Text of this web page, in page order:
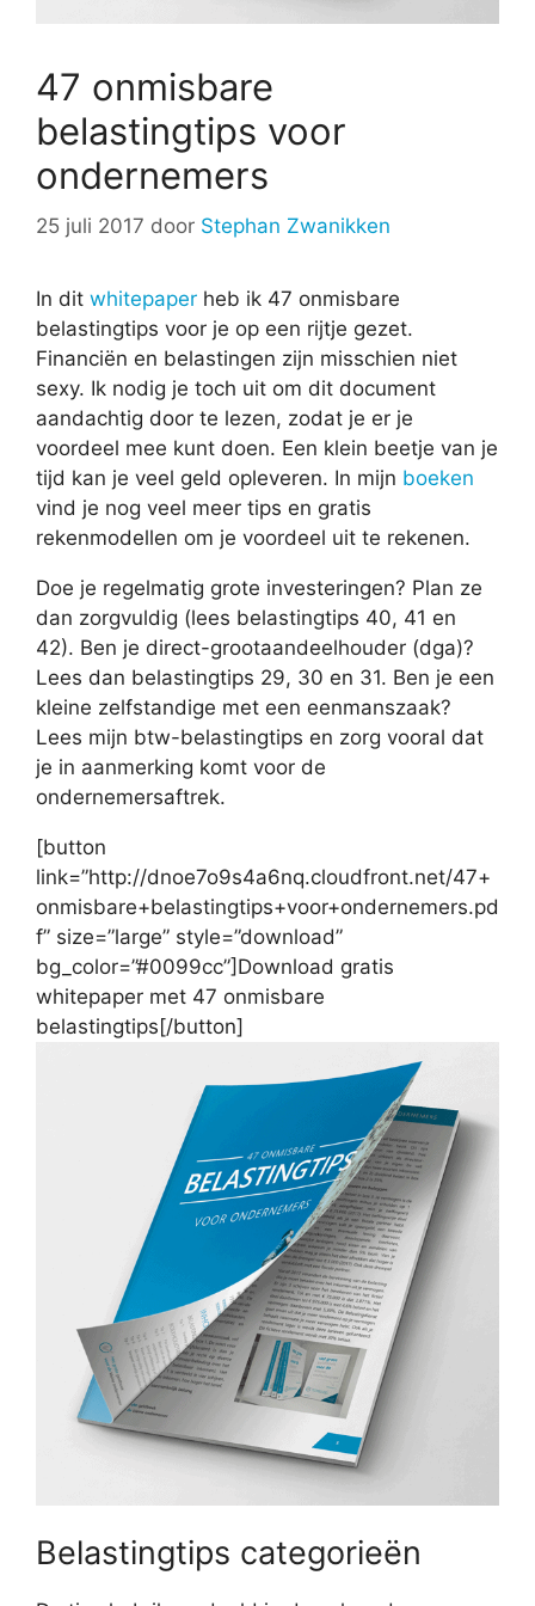
47 onmisbare
belastingtips voor
ondernemers
25 juli 2017 door Stephan Zwanikken
In dit whitepaper heb ik 47 onmisbare
belastingtips voor je op een rijtje gezet.
Financiën en belastingen zijn misschien niet
sexy. Ik nodig je toch uit om dit document
aandachtig door te lezen, zodat je er je
voordeel mee kunt doen. Een klein beetje van je
tijd kan je veel geld opleveren. In mijn boeken
vind je nog veel meer tips en gratis
rekenmodellen om je voordeel uit te rekenen.
Doe je regelmatig grote investeringen? Plan ze
dan zorgvuldig (lees belastingtips 40, 41 en
42). Ben je direct-grootaandeelhouder (dga)?
Lees dan belastingtips 29, 30 en 31. Ben je een
kleine zelfstandige met een eenmanszaak?
Lees mijn btw-belastingtips en zorg vooral dat
je in aanmerking komt voor de
ondernemersaftrek.
[button
link=”http://dnoe7o9s4a6nq.cloudfront.net/47+
onmisbare+belastingtips+voor+ondernemers.pd
f” size=”large” style=”download”
bg_color=”#0099cc”]Download gratis
whitepaper met 47 onmisbare
belastingtips[/button]
Belastingtips categorieën